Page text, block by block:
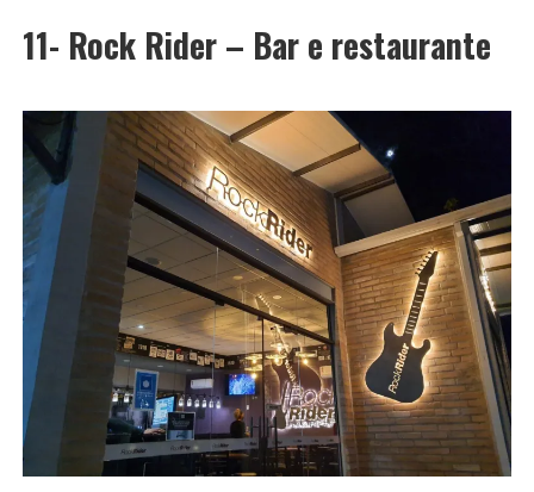
11- Rock Rider – Bar e restaurante